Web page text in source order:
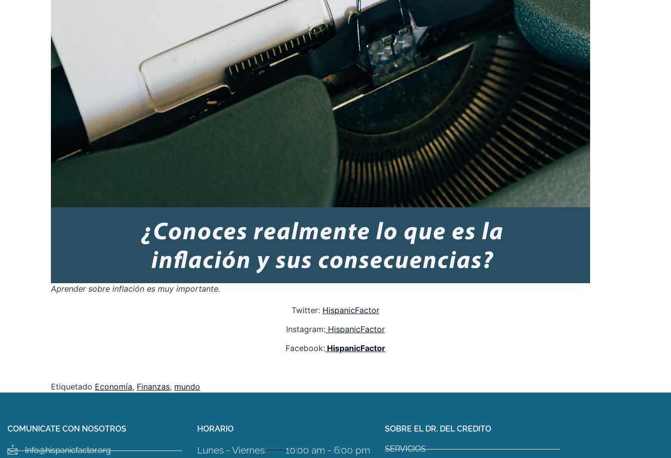
Aprender sobre inflación es muy importante.
Twitter: HispanicFactor
Instagram: HispanicFactor
Facebook: HispanicFactor
Etiquetado Economía, Finanzas, mundo
COMUNICATE CON NOSOTROS
Info@hispanicfactor.org
HORARIO
Lunes - Viernes: 10:00 am - 6:00 pm
SOBRE EL DR. DEL CREDITO
SERVICIOS